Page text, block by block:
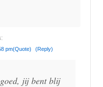
pm(Quote) (Reply)
jij bent blij